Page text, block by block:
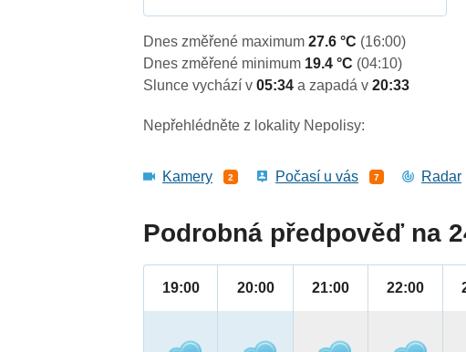
Dnes změřené maximum27.6 °C (16:00)
Dnes změřené minimum 19.4 °C (04:10)
Slunce vychází v05:34a zapadá v20:33
Nepřehlédněte z lokality Nepolisy:
Kamery 2 Počasí u vás 7 Radar
Podrobná předpověď na
19:00 20:00 21:00 22:00